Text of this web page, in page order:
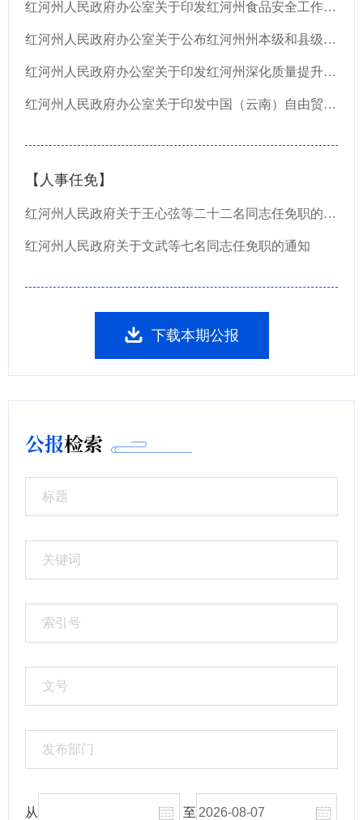
红河州人民政府办公室关于印发红河州食品安全工作评议考核办法的通知
红河州人民政府办公室关于公布红河州州本级和县级政务服务中心进驻事项负面清单的通知
红河州人民政府办公室关于印发红河州深化质量提升三年行动方案（2023—2025年)的通知
红河州人民政府办公室关于印发中国（云南）自由贸易试验区红河片区（2023—2025年）深化改革...
【人事任免】
红河州人民政府关于王心弦等二十二名同志任免职的通知
红河州人民政府关于文武等七名同志任免职的通知
下载本期公报
公报检索
从 至